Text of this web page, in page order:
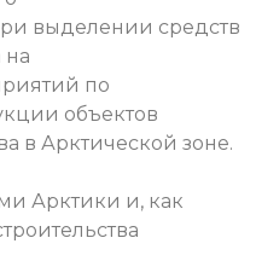
выделении средств
на
по
объектов
в Арктической зоне.
Арктики и, как